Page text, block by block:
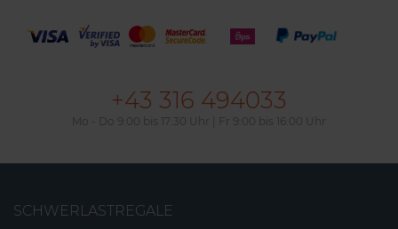
Regalböden aus Gittern und verchromten Stahl
mit professioneller Oberfläche
+43 316 494033
Mo - Do 9:00 bis 17:30 Uhr | Fr 9:00 bis 16:00 Uhr
SCHWERLASTREGALE